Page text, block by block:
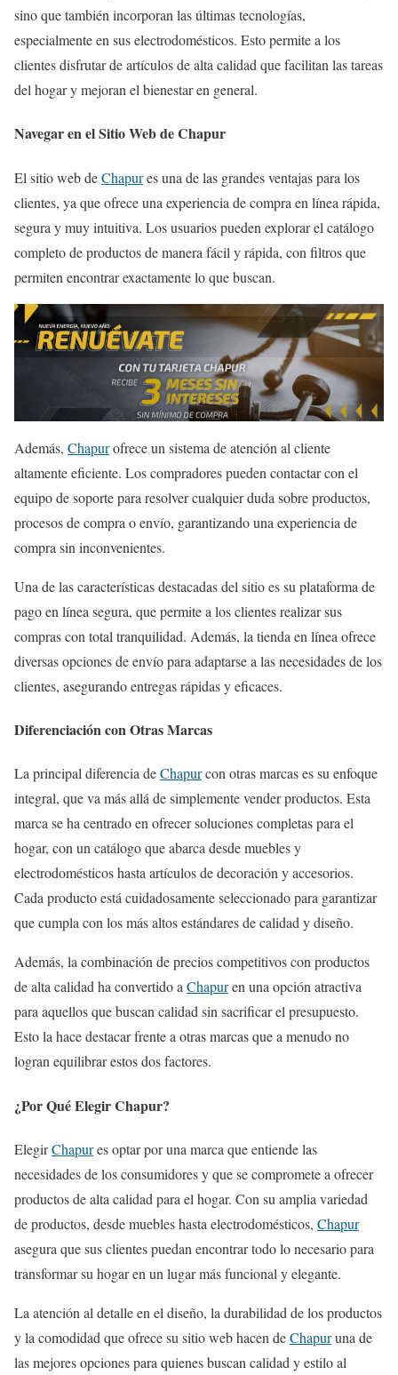
sino que también incorporan las últimas tecnologías,
especialmente en sus electrodomésticos. Esto permite a los
clientes disfrutar de artículos de alta calidad que facilitan las tareas
del hogar y mejoran el bienestar en general.
Navegar en el Sitio Web de Chapur
El sitio web deChapures una de las grandes ventajas para los
clientes, ya que ofrece una experiencia de compra en línea rápida,
segura y muy intuitiva. Los usuarios pueden explorar el catálogo
completo de productos de manera fácil y rápida, con filtros que
permiten encontrar exactamente lo que buscan.
Además, Chapurofrece un sistema de atención al cliente
altamente eficiente. Los compradores pueden contactar con el
equipo de soporte para resolver cualquier duda sobre productos,
procesos de compra o envío, garantizando una experiencia de
compra sin inconvenientes.
Una de las características destacadas del sitio es su plataforma de
pago en línea segura, que permite a los clientes realizar sus
compras con total tranquilidad. Además, la tienda en línea ofrece
diversas opciones de envío para adaptarse a las necesidades de los
clientes, asegurando entregas rápidas y eficaces.
Diferenciación con Otras Marcas
La principal diferencia deChapurcon otras marcas es su enfoque
integral, que va más allá de simplemente vender productos. Esta
marca se ha centrado en ofrecer soluciones completas para el
hogar, con un catálogo que abarca desde muebles y
electrodomésticos hasta artículos de decoración y accesorios.
Cada producto está cuidadosamente seleccionado para garantizar
que cumpla con los más altos estándares de calidad y diseño.
Además, la combinación de precios competitivos con productos
de alta calidad ha convertido aChapuren una opción atractiva
para aquellos que buscan calidad sin sacrificar el presupuesto.
Esto la hace destacar frente a otras marcas que a menudo no
logran equilibrar estos dos factores.
¿Por Qué Elegir Chapur?
ElegirChapures optar por una marca que entiende las
necesidades de los consumidores y que se compromete a ofrecer
productos de alta calidad para el hogar. Con su amplia variedad
de productos, desde muebles hasta electrodomésticos, Chapur
asegura que sus clientes puedan encontrar todo lo necesario para
transformar su hogar en un lugar más funcional y elegante.
La atención al detalle en el diseño, la durabilidad de los productos
y la comodidad que ofrece su sitio web hacen deChapuruna de
las mejores opciones para quienes buscan calidad y estilo al